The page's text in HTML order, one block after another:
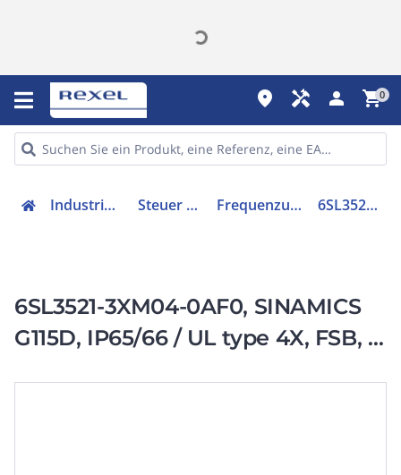
place handyman person shopping_cart0
Industriekomponenten Steuer & Regelgeräte Frequenzumrichter =< 1 kV 6SL35213XM040AF0
6SL3521-3XM04-0AF0, SINAMICS
G115D, IP65/66 / UL type 4X, FSB, 3